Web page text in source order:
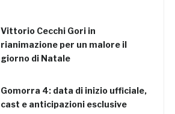
Vittorio Cecchi Gori in
rianimazione per un malore il
giorno di Natale
Gomorra 4: data di inizio ufficiale,
cast e anticipazioni esclusive